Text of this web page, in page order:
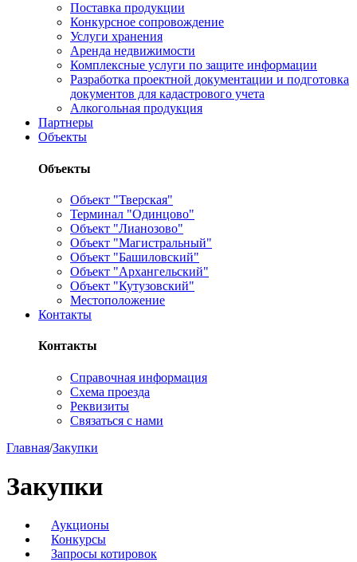
Поставка продукции
Конкурсное сопровождение
Услуги хранения
Аренда недвижимости
Комплексные услуги по защите информации
Разработка проектной документации и подготовка
документов для кадастрового учета
Алкогольная продукция
Партнеры
Объекты
Объекты
Объект "Тверская"
Терминал "Одинцово"
Объект "Лианозово"
Объект "Магистральный"
Объект "Башиловский"
Объект "Архангельский"
Объект "Кутузовский"
Местоположение
Контакты
Контакты
Справочная информация
Схема проезда
Реквизиты
Связаться с нами
Главная/Закупки
Закупки
Аукционы
Конкурсы
Запросы котировок